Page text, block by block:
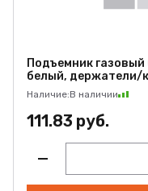
Подъемник
белый, держатели/
Наличие:В наличии
111.83 руб.